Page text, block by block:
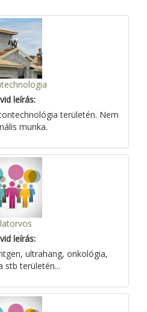
leírás:
területén. Nem
munka.
leírás:
ultrahang, onkológia,
stb területén...